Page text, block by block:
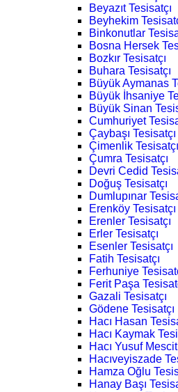
Beyazıt Tesisatçı
Beyhekim
Binkonutlar
Bosna Hersek
Bozkır Tesisatçı
Buhara Tesisatçı
Büyük Aymanas
Büyük İhsaniye
Büyük Sinan
Cumhuriyet
Çaybaşı Tesisatçı
Çimenlik Tesisatçı
Çumra Tesisatçı
Devri Cedid
Doğuş Tesisatçı
Dumlupınar
Erenköy Tesisatçı
Erenler Tesisatçı
Erler Tesisatçı
Esenler Tesisatçı
Fatih Tesisatçı
Ferhuniye
Ferit Paşa
Gazali Tesisatçı
Gödene Tesisatçı
Hacı Hasan
Hacı Kaymak
Hacı Yusuf
Hacıveyiszade
Hamza Oğlu
Hanay Başı